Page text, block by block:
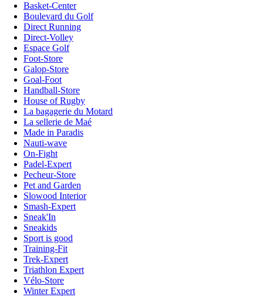
Basket-Center
Boulevard du Golf
Direct Running
Direct-Volley
Espace Golf
Foot-Store
Galop-Store
Goal-Foot
Handball-Store
House of Rugby
La bagagerie du Motard
La sellerie de Maé
Made in Paradis
Nauti-wave
On-Fight
Padel-Expert
Pecheur-Store
Pet and Garden
Slowood Interior
Smash-Expert
Sneak'In
Sneakids
Sport is good
Training-Fit
Trek-Expert
Triathlon Expert
Vélo-Store
Winter Expert